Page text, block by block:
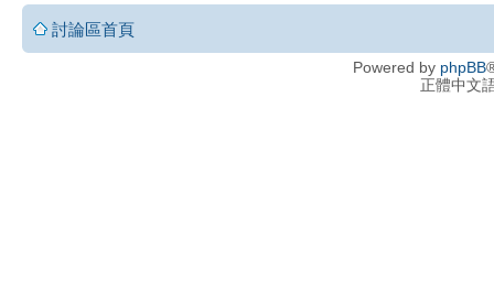
討論區首頁
Powered by phpBB
正體中文